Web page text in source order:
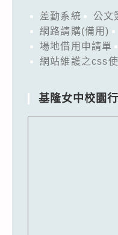
差勤系統 公文
網路請購(備用)
場地借用申請單
網站維護之css
基隆女中校園